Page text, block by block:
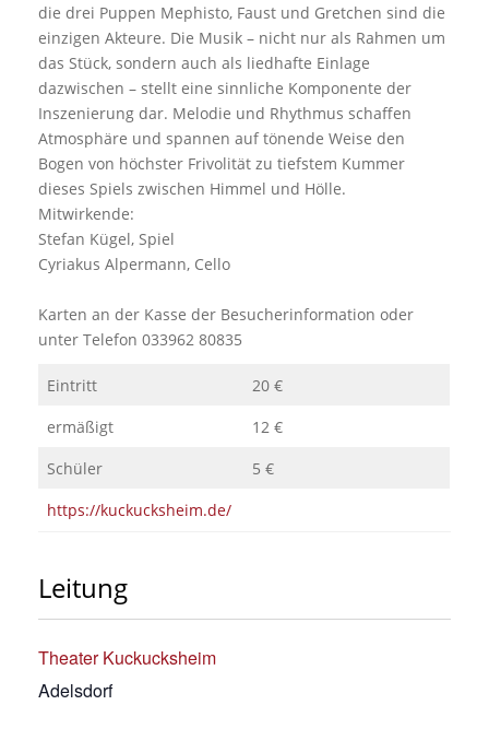
die drei Puppen Mephisto, Faust und Gretchen sind die
einzigen Akteure. Die Musik – nicht nur als Rahmen um
das Stück, sondern auch als liedhafte Einlage
dazwischen – stellt eine sinnliche Komponente der
Inszenierung dar. Melodie und Rhythmus schaffen
Atmosphäre und spannen auf tönende Weise den
Bogen von höchster Frivolität zu tiefstem Kummer
dieses Spiels zwischen Himmel und Hölle.
Mitwirkende:
Stefan Kügel, Spiel
Cyriakus Alpermann, Cello
Karten an der Kasse der Besucherinformation oder
unter Telefon 033962 80835
Eintritt
20 €
ermäßigt
12 €
Schüler
5 €
https://kuckucksheim.de/
Leitung
Theater Kuckucksheim
Adelsdorf